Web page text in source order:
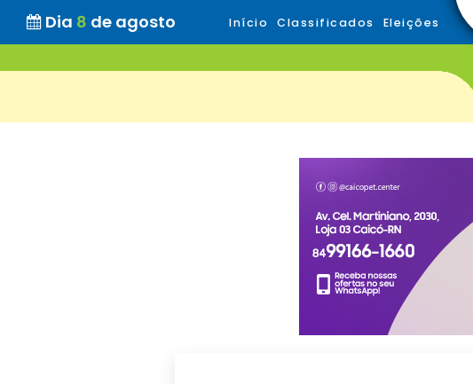
Dia 8 de agosto Início Classificados Eleições